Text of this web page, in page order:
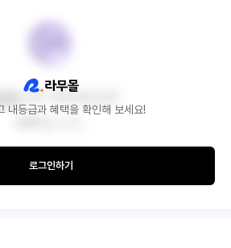
내등급과 혜택을 확인해 보세요!
로그인하기